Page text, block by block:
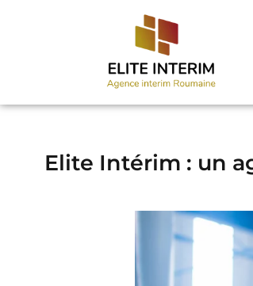
Elite Intérim : un